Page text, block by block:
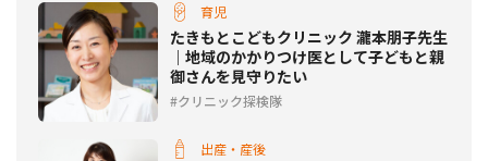
育児
たきもとこどもクリニック 瀧本朋子先生
｜地域のかかりつけ医として子どもと親
御さんを見守りたい
クリニック探検隊
出産・産後